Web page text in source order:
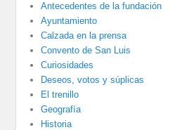
Antecedentes de la fundación
Ayuntamiento
Calzada en la prensa
Convento de San Luis
Curiosidades
Deseos, votos y súplicas
El trenillo
Geografía
Historia